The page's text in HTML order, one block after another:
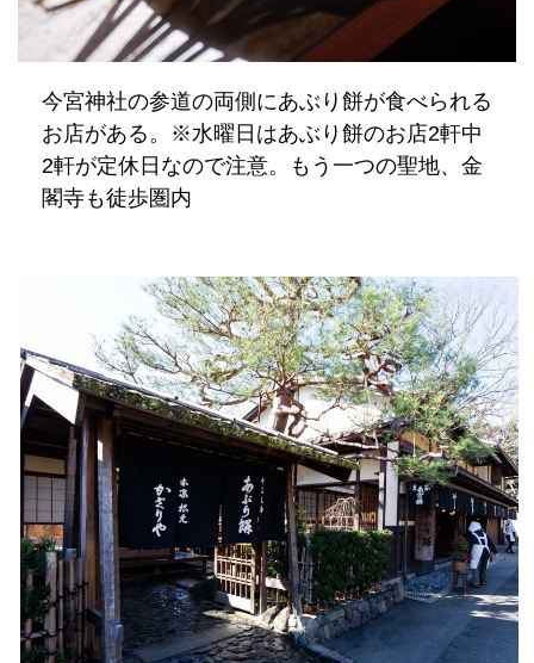
今宮神社の参道の両側にあぶり餅が食べられる
お店がある。※水曜日はあぶり餅のお店2軒中
2軒が定休日なので注意。もう一つの聖地、金
閣寺も徒歩圏内